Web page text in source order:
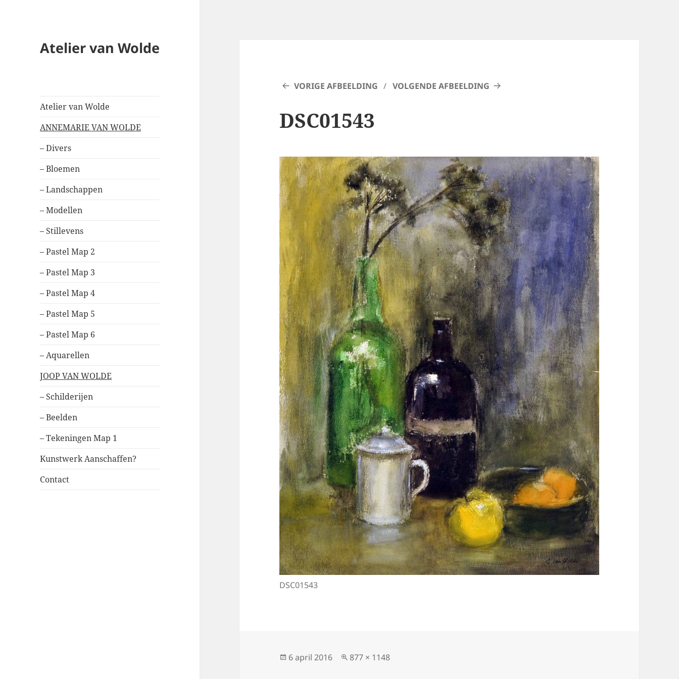
Atelier van Wolde
Atelier van Wolde
ANNEMARIE VAN WOLDE
– Divers
– Bloemen
– Landschappen
– Modellen
– Stillevens
– Pastel Map 2
– Pastel Map 3
– Pastel Map 4
– Pastel Map 5
– Pastel Map 6
– Aquarellen
JOOP VAN WOLDE
– Schilderijen
– Beelden
– Tekeningen Map 1
Kunstwerk Aanschaffen?
Contact
VORIGE AFBEELDING VOLGENDE AFBEELDING
DSC01543
DSC01543
Geplaatst
6 april 2016
Volledige
877 × 1148